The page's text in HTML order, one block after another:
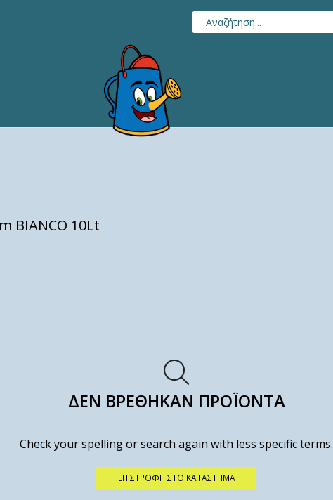
BIANCO 10Lt
ΔΕΝ ΒΡΈΘΗΚΑΝ ΠΡΟΪΌΝΤΑ
Check your spelling or search again with less specific terms.
ΕΠΙΣΤΡΟΦΉ ΣΤΟ ΚΑΤΆΣΤΗΜΑ